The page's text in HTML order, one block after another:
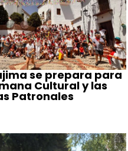
se prepara para
Cultural y las
Patronales